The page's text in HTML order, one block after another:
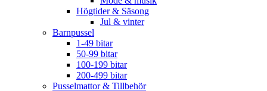
Högtider & Säsong
Jul & vinter
Barnpussel
1-49 bitar
50-99 bitar
100-199 bitar
200-499 bitar
Pusselmattor & Tillbehör